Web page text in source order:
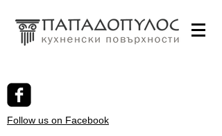
Follow us on Facebook